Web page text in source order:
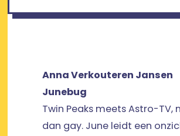
Anna Verkouteren Jansen
Junebug
Twin Peaks meets Astro-TV,
dan gay. June leidt een